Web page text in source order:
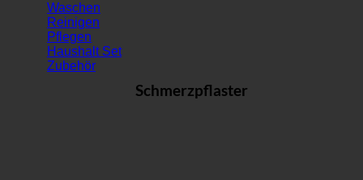
Waschen
Reinigen
Pflegen
Haushalt Set
Zubehör
Schmerzpflaster